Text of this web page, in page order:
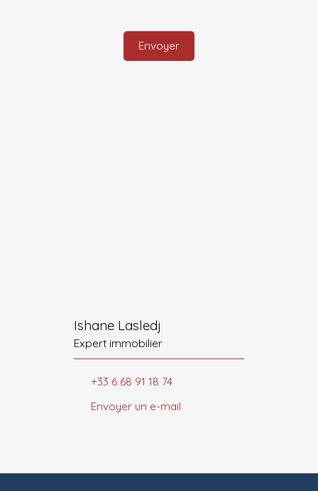
Envoyer
Ishane Lasledj
Expert immobilier
+33 6 68 91 18 74
Envoyer un e-mail